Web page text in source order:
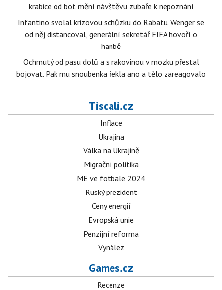
krabice od bot mění návštěvu zubaře k nepoznání
Infantino svolal krizovou schůzku do Rabatu. Wenger se
od něj distancoval, generální sekretář FIFA hovoří o
hanbě
Ochrnutý od pasu dolů a s rakovinou v mozku přestal
bojovat. Pak mu snoubenka řekla ano a tělo zareagovalo
Tiscali.cz
Inflace
Ukrajina
Válka na Ukrajině
Migrační politika
ME ve fotbale 2024
Ruský prezident
Ceny energií
Evropská unie
Penzijní reforma
Vynález
Games.cz
Recenze